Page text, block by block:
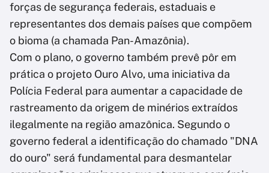
forças de segurança federais, estaduais e
representantes dos demais países que compõem
o bioma (a chamada Pan-Amazônia).
Com o plano, o governo também prevê pôr em
prática o projeto Ouro Alvo, uma iniciativa da
Polícia Federal para aumentar a capacidade de
rastreamento da origem de minérios extraídos
ilegalmente na região amazônica. Segundo o
governo federal a identificação do chamado "DNA
do ouro" será fundamental para desmantelar